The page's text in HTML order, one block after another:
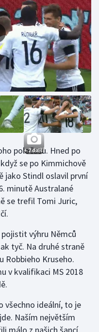
+ 2 další
poločasu. Hned po
se po Kimmichově
jako Stindl oslavil první
minutě Australané
se trefil Tomi Juric,
výhru Němců
tyč. Na druhé straně
Robbieho Kruseho.
v kvalifikaci MS 2018
všechno ideální, to je
Naším největším
málo z našich šancí.